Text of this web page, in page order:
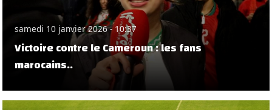
samedi 10 janvier 2026 - 10:37
Victoire contre le Cameroun : les fans
marocains..